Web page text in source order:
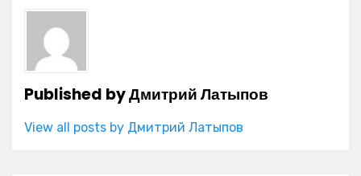
Published byДмитрий Латыпов
View all posts by Дмитрий Латыпов